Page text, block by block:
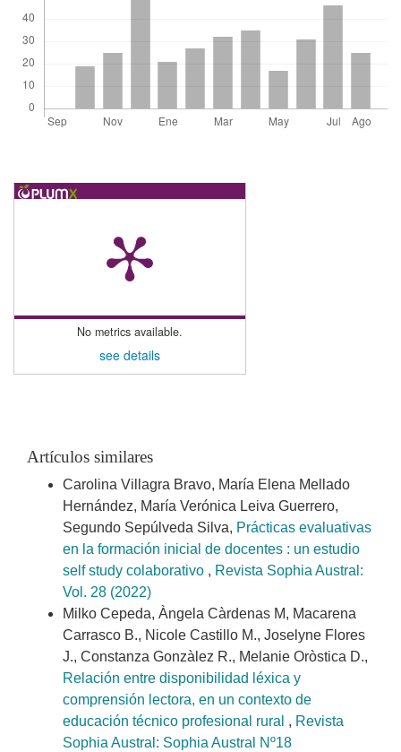
No metrics available.
see details
Artículos similares
Carolina Villagra Bravo, María Elena Mellado
Hernández, María Verónica Leiva Guerrero,
Segundo Sepúlveda Silva, Prácticas evaluativas
en la formación inicial de docentes : un estudio
self study colaborativo , Revista Sophia Austral:
Vol. 28 (2022)
Milko Cepeda, Àngela Càrdenas M, Macarena
Carrasco B., Nicole Castillo M., Joselyne Flores
J., Constanza Gonzàlez R., Melanie Oròstica D.,
Relación entre disponibilidad léxica y
comprensión lectora, en un contexto de
educación técnico profesional rural , Revista
Sophia Austral: Sophia Austral Nº18